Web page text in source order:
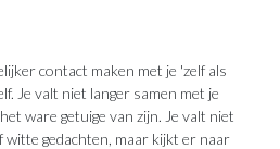
contact maken met je 'zelf als
Je valt niet langer samen met je
ware getuige van zijn. Je valt niet
witte gedachten, maar kijkt er naar